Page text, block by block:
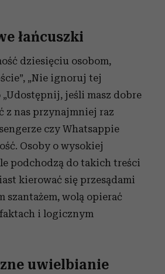
łańcuszki
dziesięciu osobom,
„Nie ignoruj tej
jeśli masz dobre
z nas przynajmniej raz
czy Whatsappie
Osoby o wysokiej
podchodzą do takich treści
kierować się przesądami
szantażem, wolą opierać
i logicznym
uwielbianie